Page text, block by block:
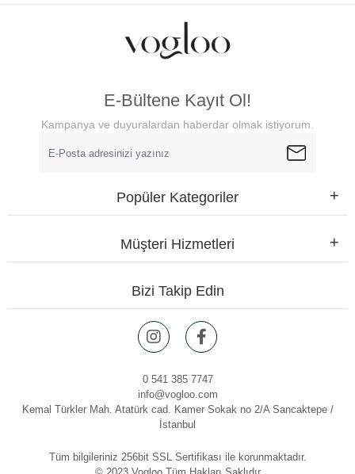
E-Bültene Kayıt Ol!
Kampanya ve duyuralardan haberdar olmak istiyorum.
Popüler Kategoriler
Müşteri Hizmetleri
Bizi Takip Edin
0 541 385 7747
info@vogloo.com
Kemal Türkler Mah. Atatürk cad. Kamer Sokak no 2/A Sancaktepe /
İstanbul
Tüm bilgileriniz 256bit SSL Sertifikası ile korunmaktadır.